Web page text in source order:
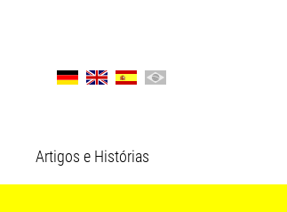
Artigos e Histórias